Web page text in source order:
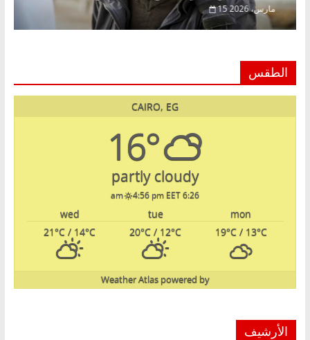
15 مارس، 2026
الطقس
CAIRO, EG
16°
partly cloudy
6:26 am
4:56 pm EET
mon
tue
wed
19°C/ 13°C
20°C / 12°C
21°C / 14°C
powered by
Weather Atlas
الأرشيف